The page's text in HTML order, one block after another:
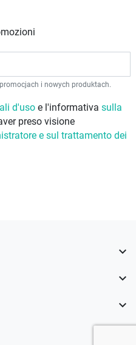
i nowych produktach.
d'uso e l'informativa sulla
preso visione
e sul trattamento dei


